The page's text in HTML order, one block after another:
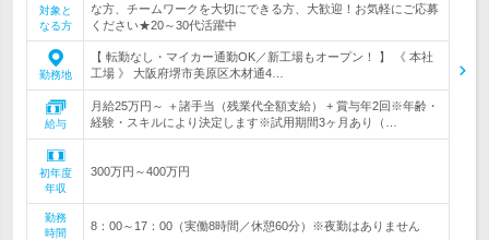
対象と
なる方
な方、チームワークを大切にできる方、大歓迎！お気軽にご応募
ください★20～30代活躍中
勤務地
【 転勤なし・マイカー通勤OK／新工場もオープン！ 】 《 本社
工場 》 大阪府堺市美原区木材通4…
給与
月給25万円～ ＋諸手当（残業代全額支給） + 賞与年2回※年齢・
経験・スキルにより決定します※試用期間3ヶ月あり（…
初年度
年収
300万円～400万円
勤務
時間
8：00～17：00（実働8時間／休憩60分）※夜勤はありません